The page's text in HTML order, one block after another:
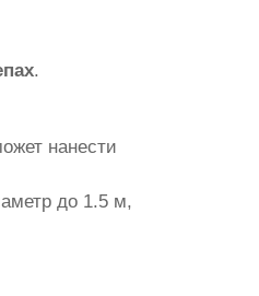
.
нанести
до 1.5 м,